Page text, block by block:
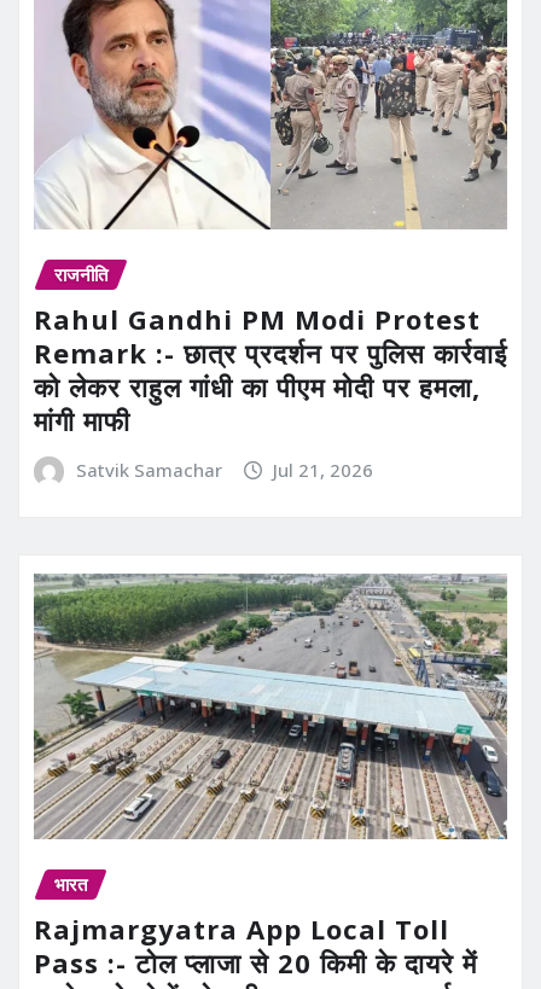
राजनीति
Rahul Gandhi PM Modi Protest
Remark :- छात्र प्रदर्शन पर पुलिस कार्रवाई
को लेकर राहुल गांधी का पीएम मोदी पर हमला,
मांगी माफी
Satvik Samachar Jul 21, 2026
भारत
Rajmargyatra App Local Toll
Pass :- टोल प्लाजा से 20 किमी के दायरे में